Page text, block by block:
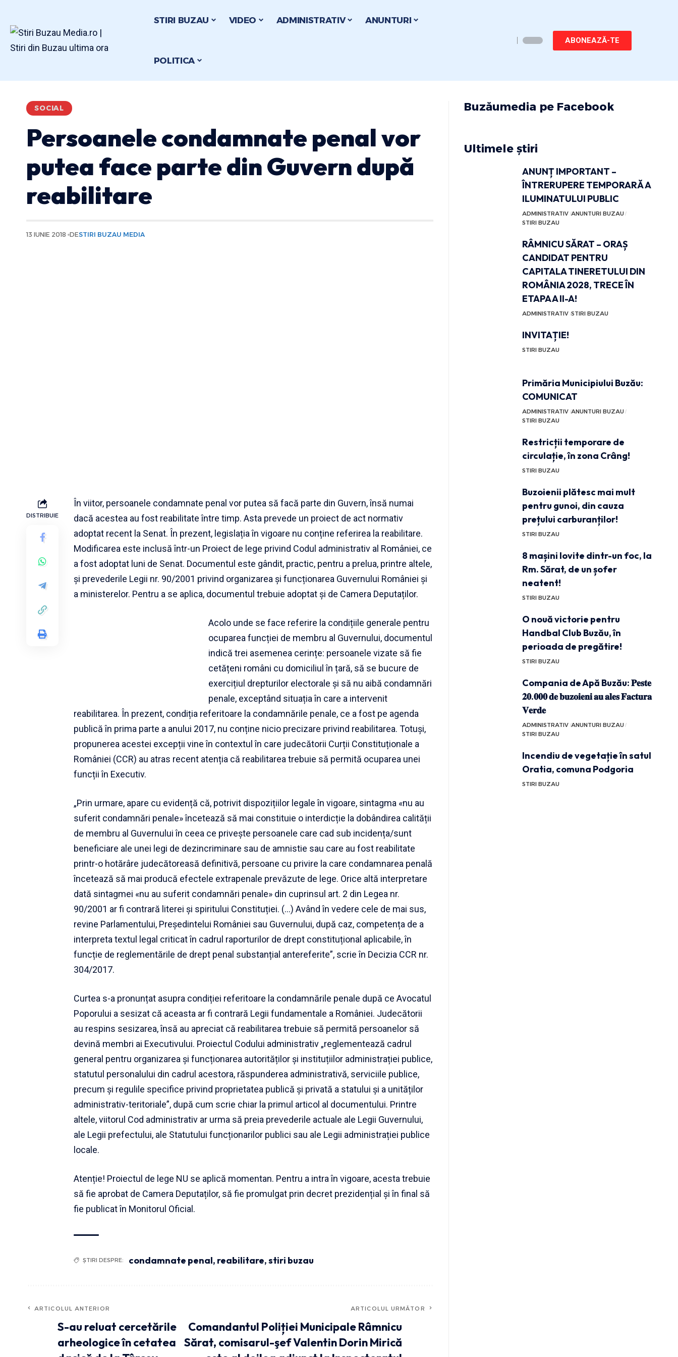
STIRI BUZAU VIDEO ADMINISTRATIV ANUNTURI
POLITICA
ABONEAZĂ-TE
SOCIAL
Persoanele condamnate penal vor
putea face parte din Guvern după
reabilitare
13 IUNIE 2018 DESTIRI BUZAU MEDIA
DISTRIBUIE
În viitor, persoanele condamnate penal vor putea să facă parte din Guvern, însă numai
dacă acestea au fost reabilitate între timp. Asta prevede un proiect de act normativ
adoptat recent la Senat. În prezent, legislația în vigoare nu conține referirea la reabilitare.
Modificarea este inclusă într-un Proiect de lege privind Codul administrativ al României, ce
a fost adoptat luni de Senat. Documentul este gândit, practic, pentru a prelua, printre altele,
și prevederile Legii nr. 90/2001 privind organizarea și funcționarea Guvernului României și
a ministerelor. Pentru a se aplica, documentul trebuie adoptat și de Camera Deputaților.
Acolo unde se face referire la condițiile generale pentru
ocuparea funcției de membru al Guvernului, documentul
indică trei asemenea cerințe: persoanele vizate să fie
cetățeni români cu domiciliul în țară, să se bucure de
exercițiul drepturilor electorale și să nu aibă condamnări
penale, exceptând situația în care a intervenit
reabilitarea. În prezent, condiția referitoare la condamnările penale, ce a fost pe agenda
publică în prima parte a anului 2017, nu conține nicio precizare privind reabilitarea. Totuși,
propunerea acestei excepții vine în contextul în care judecătorii Curții Constituționale a
României (CCR) au atras recent atenția că reabilitarea trebuie să permită ocuparea unei
funcții în Executiv.
„Prin urmare, apare cu evidență că, potrivit dispozițiilor legale în vigoare, sintagma «nu au
suferit condamnări penale» încetează să mai constituie o interdicție la dobândirea calității
de membru al Guvernului în ceea ce privește persoanele care cad sub incidența/sunt
beneficiare ale unei legi de dezincriminare sau de amnistie sau care au fost reabilitate
printr-o hotărâre judecătoreasă definitivă, persoane cu privire la care condamnarea penală
încetează să mai producă efectele extrapenale prevăzute de lege. Orice altă interpretare
dată sintagmei «nu au suferit condamnări penale» din cuprinsul art. 2 din Legea nr.
90/2001 ar fi contrară literei și spiritului Constituției. (…) Având în vedere cele de mai sus,
revine Parlamentului, Președintelui României sau Guvernului, după caz, competența de a
interpreta textul legal criticat în cadrul raporturilor de drept constituțional aplicabile, în
funcție de reglementările de drept penal substanțial antereferite”, scrie în Decizia CCR nr.
304/2017.
Curtea s-a pronunțat asupra condiției referitoare la condamnările penale după ce Avocatul
Poporului a sesizat că aceasta ar fi contrară Legii fundamentale a României. Judecătorii
au respins sesizarea, însă au apreciat că reabilitarea trebuie să permită persoanelor să
devină membri ai Executivului. Proiectul Codului administrativ „reglementează cadrul
general pentru organizarea și funcționarea autorităților și instituțiilor administrației publice,
statutul personalului din cadrul acestora, răspunderea administrativă, serviciile publice,
precum și regulile specifice privind proprietatea publică și privată a statului și a unităților
administrativ-teritoriale”, după cum scrie chiar la primul articol al documentului. Printre
altele, viitorul Cod administrativ ar urma să preia prevederile actuale ale Legii Guvernului,
ale Legii prefectului, ale Statutului funcționarilor publici sau ale Legii administrației publice
locale.
Atenție! Proiectul de lege NU se aplică momentan. Pentru a intra în vigoare, acesta trebuie
să fie aprobat de Camera Deputaților, să fie promulgat prin decret prezidențial și în final să
fie publicat în Monitorul Oficial.
ȘTIRI DESPRE: condamnate penal, reabilitare,stiri buzau
ARTICOLUL ANTERIOR
S-au reluat cercetările
arheologice în cetatea
ARTICOLUL URMĂTOR
Comandantul Poliției Municipale Râmnicu
Sărat, comisarul-şef Valentin Dorin Mirică
Buzăumedia pe Facebook
Ultimele știri
ANUNȚ IMPORTANT –
ÎNTRERUPERE TEMPORARĂ A
ILUMINATULUI PUBLIC
ADMINISTRATIV ANUNTURI BUZAU
STIRI BUZAU
RÂMNICU SĂRAT – ORAȘ
CANDIDAT PENTRU
CAPITALA TINERETULUI DIN
ROMÂNIA 2028, TRECE ÎN
ETAPA A II-A!
ADMINISTRATIV STIRI BUZAU
INVITAȚIE!
STIRI BUZAU
Primăria Municipiului Buzău:
COMUNICAT
ADMINISTRATIV ANUNTURI BUZAU
STIRI BUZAU
Restricții temporare de
circulație, în zona Crâng!
STIRI BUZAU
Buzoienii plătesc mai mult
pentru gunoi, din cauza
prețului carburanților!
STIRI BUZAU
8 mașini lovite dintr-un foc, la
Rm. Sărat, de un șofer
neatent!
STIRI BUZAU
O nouă victorie pentru
Handbal Club Buzău, în
perioada de pregătire!
STIRI BUZAU
Compania de Apă Buzău: 𝐏𝐞𝐬𝐭𝐞
𝟐𝟎.𝟎𝟎𝟎 𝐝𝐞 𝐛𝐮𝐳𝐨𝐢𝐞𝐧𝐢 𝐚𝐮 𝐚𝐥𝐞𝐬 𝐅𝐚𝐜𝐭𝐮𝐫𝐚
𝐕𝐞𝐫𝐝𝐞
ADMINISTRATIV ANUNTURI BUZAU
STIRI BUZAU
Incendiu de vegetație în satul
Oratia, comuna Podgoria
STIRI BUZAU